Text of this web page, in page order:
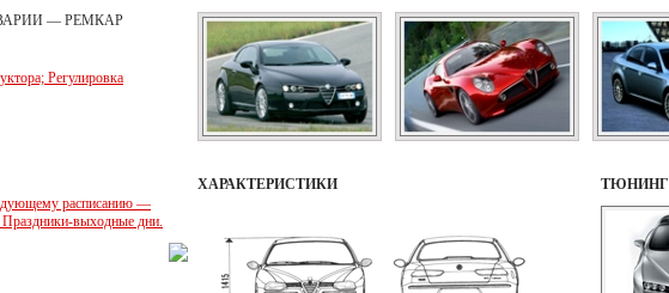
— РЕМКАР
Регулировка
расписанию —
выходные дни.
ХАРАКТЕРИСТИКИ ТЮНИНГ